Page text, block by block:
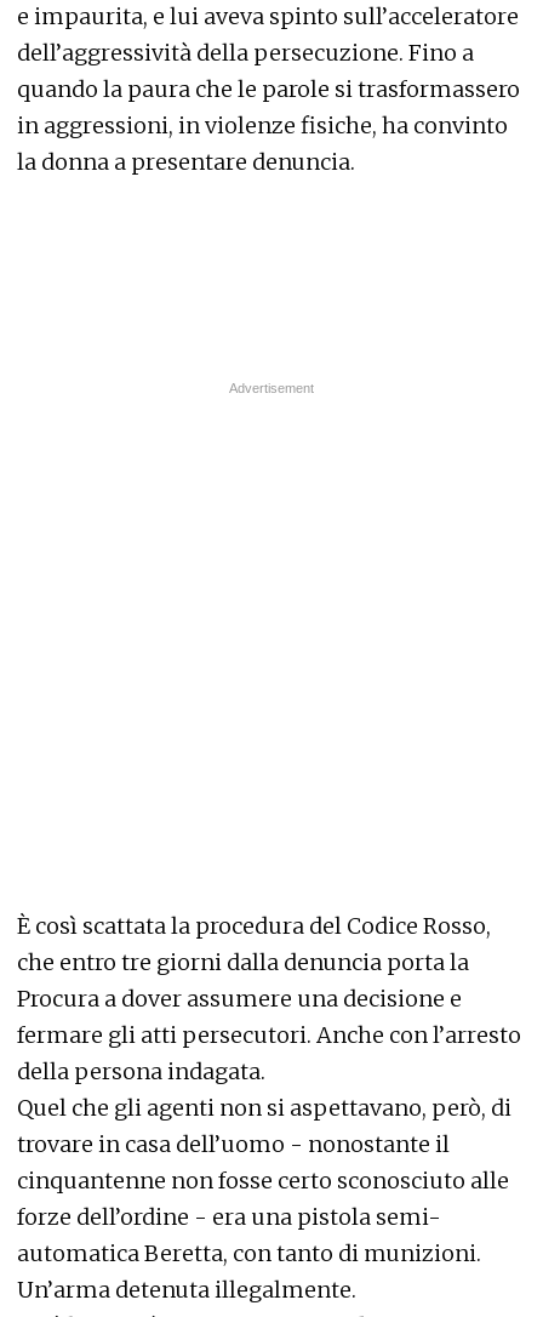
e impaurita, e lui aveva spinto sull’acceleratore
dell’aggressività della persecuzione. Fino a
quando la paura che le parole si trasformassero
in aggressioni, in violenze fisiche, ha convinto
la donna a presentare denuncia.
È così scattata la procedura del Codice Rosso,
che entro tre giorni dalla denuncia porta la
Procura a dover assumere una decisione e
fermare gli atti persecutori. Anche con l’arresto
della persona indagata.
Quel che gli agenti non si aspettavano, però, di
trovare in casa dell’uomo - nonostante il
cinquantenne non fosse certo sconosciuto alle
forze dell’ordine - era una pistola semi-
automatica Beretta, con tanto di munizioni.
Un’arma detenuta illegalmente.